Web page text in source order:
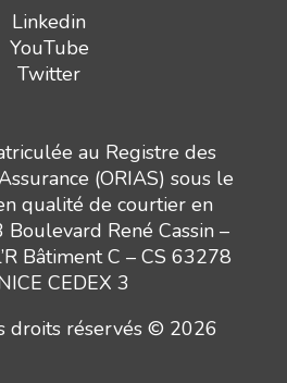
Linkedin
YouTube
Twitter
au Registre des
(ORIAS) sous le
qualité de courtier en
René Cassin –
Bâtiment C – CS 63278
CEDEX 3
droits réservés © 2026